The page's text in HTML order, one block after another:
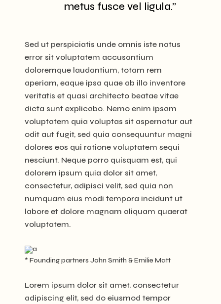
metus fusce vel ligula.”
Sed ut perspiciatis unde omnis iste natus
error sit voluptatem accusantium
doloremque laudantium, totam rem
aperiam, eaque ipsa quae ab illo inventore
veritatis et quasi architecto beatae vitae
dicta sunt explicabo. Nemo enim ipsam
voluptatem quia voluptas sit aspernatur aut
odit aut fugit, sed quia consequuntur magni
dolores eos qui ratione voluptatem sequi
nesciunt. Neque porro quisquam est, qui
dolorem ipsum quia dolor sit amet,
consectetur, adipisci velit, sed quia non
numquam eius modi tempora incidunt ut
labore et dolore magnam aliquam quaerat
voluptatem.
* Founding partners John Smith & Emilie Matt
Lorem ipsum dolor sit amet, consectetur
adipiscing elit, sed do eiusmod tempor